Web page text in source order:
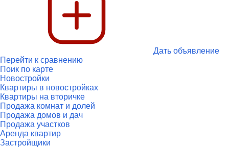
Дать объявление
Перейти к сравнению
Поик по карте
Новостройки
Квартиры в новостройках
Квартиры на вторичке
Продажа комнат и долей
Продажа домов и дач
Продажа участков
Аренда квартир
Застройщики